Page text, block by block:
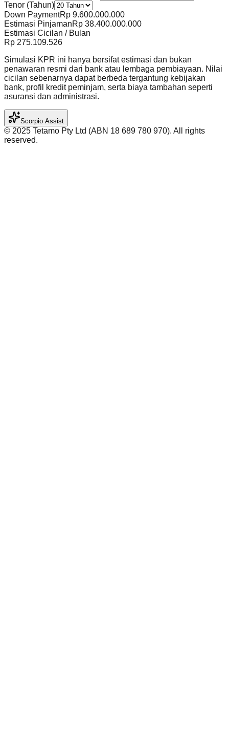
Tenor (Tahun)
Down PaymentRp 9.600.000.000
Estimasi PinjamanRp 38.400.000.000
Estimasi Cicilan / Bulan
Rp 275.109.526
Simulasi KPR ini hanya bersifat estimasi dan bukan
penawaran resmi dari bank atau lembaga pembiayaan. Nilai
cicilan sebenarnya dapat berbeda tergantung kebijakan
bank, profil kredit peminjam, serta biaya tambahan seperti
asuransi dan administrasi.
Scorpio Assist
©️ 2025 Tetamo Pty Ltd (ABN 18 689 780 970). All rights
reserved.